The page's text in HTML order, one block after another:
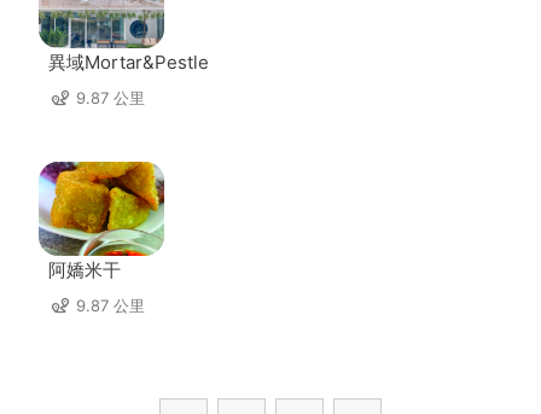
異域Mortar&Pestle
9.87 公里
阿嬌米干
9.87 公里